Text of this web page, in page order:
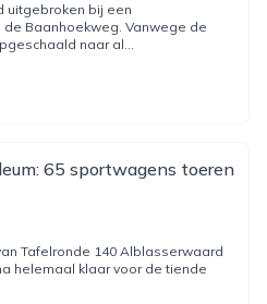
uitgebroken bij een
Baanhoekweg. Vanwege de
naar al...
65 sportwagens toeren
Tafelronde 140 Alblasserwaard
helemaal klaar voor de tiende